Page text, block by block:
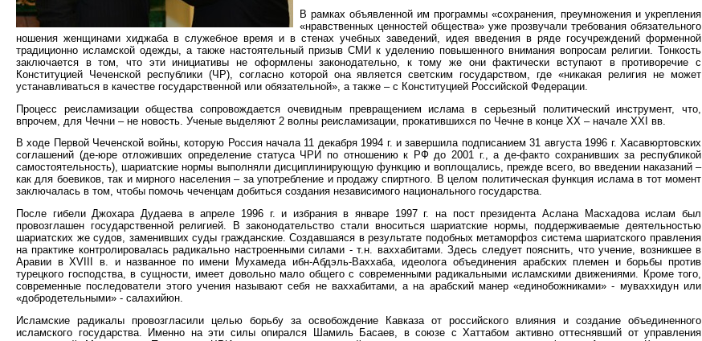
В рамках объявленной им программы «сохранения, преумножения и укрепления
«нравственных ценностей общества» уже прозвучали требования обязательного
ношения женщинами хиджаба в служебное время и в стенах учебных заведений, идея введения в ряде госучреждений форменной
традиционно исламской одежды, а также настоятельный призыв СМИ к уделению повышенного внимания вопросам религии. Тонкость
заключается в том, что эти инициативы не оформлены законодательно, к тому же они фактически вступают в противоречие с
Конституцией Чеченской республики (ЧР), согласно которой она является светским государством, где «никакая религия не может
устанавливаться в качестве государственной или обязательной», а также – с Конституцией Российской Федерации.
Процесс реисламизации общества сопровождается очевидным превращением ислама в серьезный политический инструмент, что,
впрочем, для Чечни – не новость. Ученые выделяют 2 волны реисламизации, прокатившихся по Чечне в конце XX – начале XXI вв.
В ходе Первой Чеченской войны, которую Россия начала 11 декабря 1994 г. и завершила подписанием 31 августа 1996 г. Хасавюртовских
соглашений (де-юре отложивших определение статуса ЧРИ по отношению к РФ до 2001 г., а де-факто сохранивших за республикой
самостоятельность), шариатские нормы выполняли дисциплинирующую функцию и воплощались, прежде всего, во введении наказаний –
как для боевиков, так и мирного населения – за употребление и продажу спиртного. В целом политическая функция ислама в тот момент
заключалась в том, чтобы помочь чеченцам добиться создания независимого национального государства.
После гибели Джохара Дудаева в апреле 1996 г. и избрания в январе 1997 г. на пост президента Аслана Масхадова ислам был
провозглашен государственной религией. В законодательство стали вноситься шариатские нормы, поддерживаемые деятельностью
шариатских же судов, заменивших суды гражданские. Создавшаяся в результате подобных метаморфоз система шариатского правления
на практике контролировалась радикально настроенными силами - т.н. ваххабитами. Здесь следует пояснить, что учение, возникшее в
Аравии в XVIII в. и названное по имени Мухамеда ибн-Абдэль-Ваххаба, идеолога объединения арабских племен и борьбы против
турецкого господства, в сущности, имеет довольно мало общего с современными радикальными исламскими движениями. Кроме того,
современные последователи этого учения называют себя не ваххабитами, а на арабский манер «единобожниками» - муваххидун или
«добродетельными» - салахийюн.
Исламские радикалы провозгласили целью борьбу за освобождение Кавказа от российского влияния и создание объединенного
исламского государства. Именно на эти силы опирался Шамиль Басаев, в союзе с Хаттабом активно оттеснявший от управления